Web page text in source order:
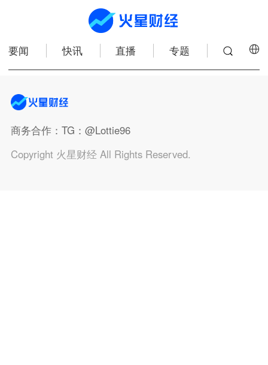
要闻 快讯 直播 专题
商务合作：TG：@Lottie96
Copyright 火星财经 All Rights Reserved.